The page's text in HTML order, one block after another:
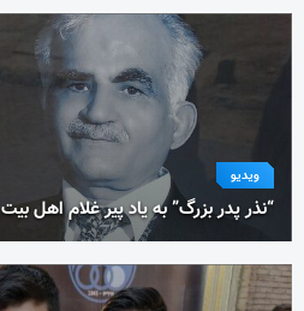
ویدیو
“نذر پدر بزرگ” به یاد پیر غلام اهل بیت